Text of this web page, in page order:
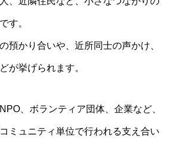
す。
預かり合いや、近所同士の声かけ、
が挙げられます。
、ボランティア団体、企業など、
ミュニティ単位で行われる支え合い